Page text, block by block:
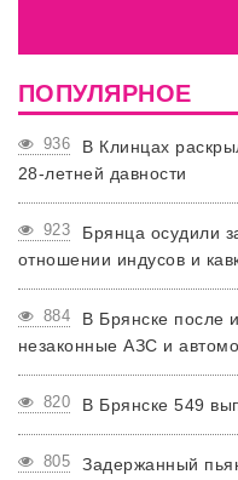
ПОПУЛЯРНОЕ
936
В Клинцах
28-летней давности
923
Брянца осудили
отношении индусов и
884
В Брянске после
незаконные АЗС и
820 В Брянске 549
805
Задержанный